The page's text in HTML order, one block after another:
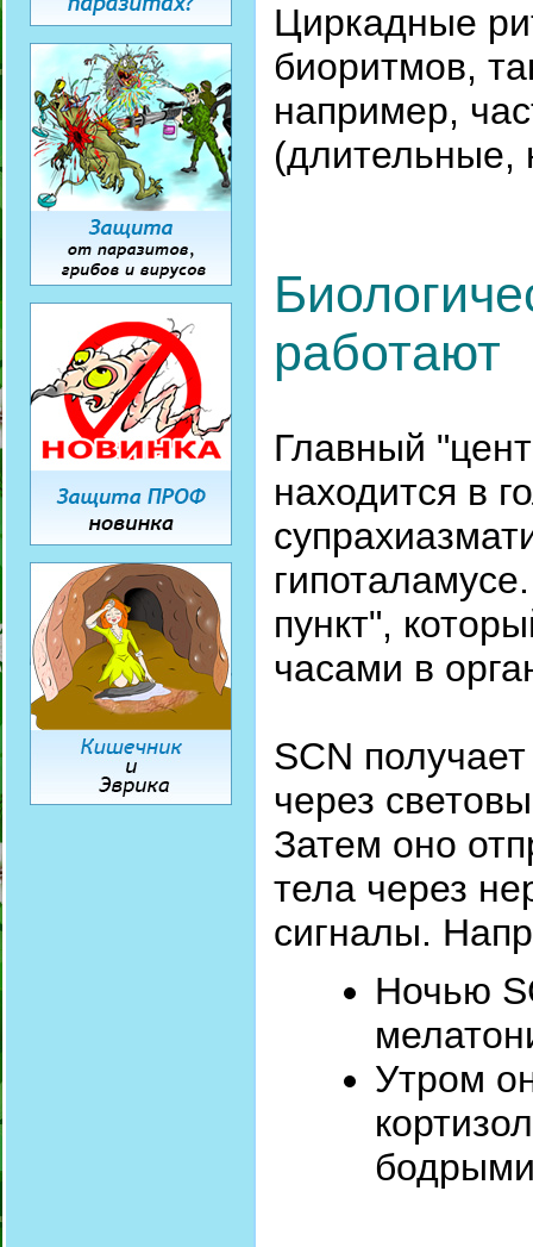
Циркадные
биоритмов,
например,
(длительные,
работают
Главный
находится в
пункт",
часами в
SCN
через
Затем оно
тела через
сигналы.
Ночью
Утром